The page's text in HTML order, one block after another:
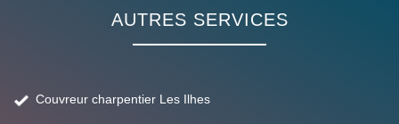
AUTRES SERVICES
Couvreur charpentier Les Ilhes